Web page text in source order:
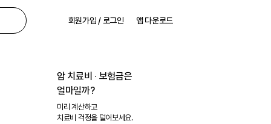
회원가입 / 로그인 앱 다운로드
암 치료비 ∙ 보험금은
얼마일까?
미리 계산하고
치료비 걱정을 덜어보세요.